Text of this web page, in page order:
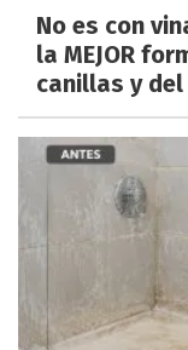
No es con
la MEJOR
canillas y